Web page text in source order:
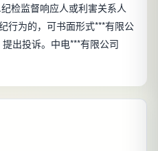
检监督响应人或利害关系人
行为的，可书面形式***有限公
出投诉。中电***有限公司